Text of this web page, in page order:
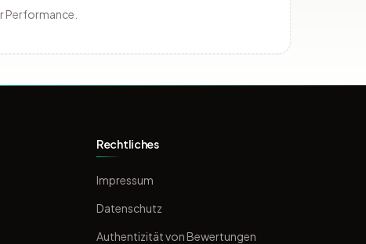
Performance.
Rechtliches
Impressum
Datenschutz
Authentizität von Bewertungen